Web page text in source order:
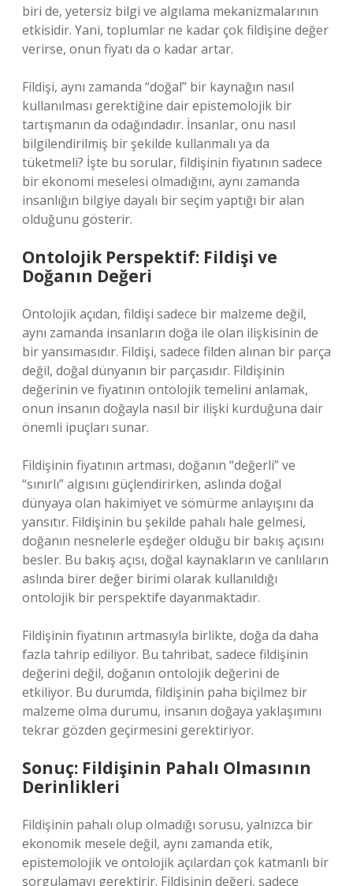
biri de, yetersiz bilgi ve algılama mekanizmalarının
etkisidir. Yani, toplumlar ne kadar çok fildişine değer
verirse, onun fiyatı da o kadar artar.
Fildişi, aynı zamanda “doğal” bir kaynağın nasıl
kullanılması gerektiğine dair epistemolojik bir
tartışmanın da odağındadır. İnsanlar, onu nasıl
bilgilendirilmiş bir şekilde kullanmalı ya da
tüketmeli? İşte bu sorular, fildişinin fiyatının sadece
bir ekonomi meselesi olmadığını, aynı zamanda
insanlığın bilgiye dayalı bir seçim yaptığı bir alan
olduğunu gösterir.
Ontolojik Perspektif: Fildişi ve
Doğanın Değeri
Ontolojik açıdan, fildişi sadece bir malzeme değil,
aynı zamanda insanların doğa ile olan ilişkisinin de
bir yansımasıdır. Fildişi, sadece filden alınan bir parça
değil, doğal dünyanın bir parçasıdır. Fildişinin
değerinin ve fiyatının ontolojik temelini anlamak,
onun insanın doğayla nasıl bir ilişki kurduğuna dair
önemli ipuçları sunar.
Fildişinin fiyatının artması, doğanın “değerli” ve
“sınırlı” algısını güçlendirirken, aslında doğal
dünyaya olan hakimiyet ve sömürme anlayışını da
yansıtır. Fildişinin bu şekilde pahalı hale gelmesi,
doğanın nesnelerle eşdeğer olduğu bir bakış açısını
besler. Bu bakış açısı, doğal kaynakların ve canlıların
aslında birer değer birimi olarak kullanıldığı
ontolojik bir perspektife dayanmaktadır.
Fildişinin fiyatının artmasıyla birlikte, doğa da daha
fazla tahrip ediliyor. Bu tahribat, sadece fildişinin
değerini değil, doğanın ontolojik değerini de
etkiliyor. Bu durumda, fildişinin paha biçilmez bir
malzeme olma durumu, insanın doğaya yaklaşımını
tekrar gözden geçirmesini gerektiriyor.
Sonuç: Fildişinin Pahalı Olmasının
Derinlikleri
Fildişinin pahalı olup olmadığı sorusu, yalnızca bir
ekonomik mesele değil, aynı zamanda etik,
epistemolojik ve ontolojik açılardan çok katmanlı bir
sorgulamayı gerektirir. Fildişinin değeri, sadece